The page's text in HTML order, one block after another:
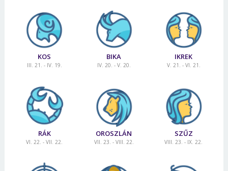
KOS
III. 21. - IV. 19.
BIKA
IV. 20. - V. 20.
IKREK
V. 21. - VI. 21.
RÁK
VI. 22. - VII. 22.
OROSZLÁN
VII. 23. - VIII. 22.
SZŰZ
VIII. 23. - IX. 22.